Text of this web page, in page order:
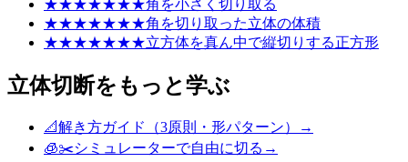
★★★★★★★角を小さく切り取る
★★★★★★★角を切り取った立体の体積
★★★★★★★立方体を真ん中で縦切りする正方形
立体切断をもっと学ぶ
📐解き方ガイド（3原則・形パターン）
→
🧊✂️シミュレーターで自由に切る →